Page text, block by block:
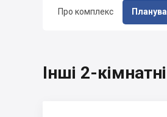
Про комплекс
Інші 2-